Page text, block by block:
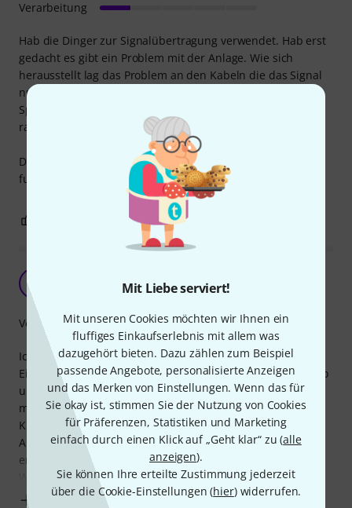
Mit Liebe serviert!
Mit unseren Cookies möchten wir Ihnen ein
fluffiges Einkaufserlebnis mit allem was
dazugehört bieten. Dazu zählen zum Beispiel
passende Angebote, personalisierte Anzeigen
und das Merken von Einstellungen. Wenn das für
Sie okay ist, stimmen Sie der Nutzung von Cookies
für Präferenzen, Statistiken und Marketing
einfach durch einen Klick auf „Geht klar“ zu (alle
anzeigen).
Sie können Ihre erteilte Zustimmung jederzeit
über die Cookie-Einstellungen (hier) widerrufen.
Hab die Dinger zur Signalübertragung verwendet. Hab erst
gedacht es gibt ein Problem mit der Anlage. Wie sich
herausstellt lag das Problem an den Kabeln die das Signal
nur mangelhaft übertragen und zwar von beiden
Splitterkabel die ich frisch aus der Verpackung
rausgenommen hab.
Den alten Kabel wieder wieder verwenden und alles
funktioniert. leider ein total Reinfall
Verarbeitung
BEWERTUNG MELDEN
Welson 27.04.2023
Ich habe das XLR-Y-Kabel bestellt, um zwei Mikros am Mic-
Eingang des Keyboards anzuschließen, mein Gesangsmikro
und ein zusätzliches Gästemikro mit Schalter. Ich weiß,
macht man normal über Mischpult, aber für ganz kleine
Kurzgigs wäre das ausreichend.
Allerdings hatte ich ein Phänomen, das ich mir nicht
erklären kann:
Wenn beide Mikrofone eingeschaltet sind,
Mehr anzeigen
Verarbeitung